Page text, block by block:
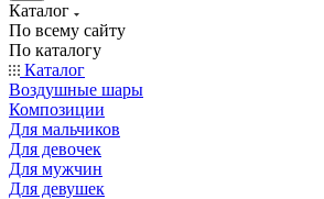
Каталог
По всему сайту
По каталогу
Каталог
Воздушные шары
Композиции
Для мальчиков
Для девочек
Для мужчин
Для девушек